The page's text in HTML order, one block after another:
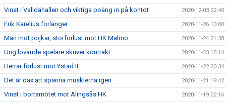
Vinst i Valldahallen och viktiga poäng in på kontot 2020-12-03 22:40
Erik Karelius förlänger 2020-11-26 10:00
Män mot pojkar, storförlust mot HK Malmö 2020-11-24 21:38
Ung lovande spelare skriver kontrakt 2020-11-23 15:14
Herrar förlust mot Ystad IF 2020-11-22 20:34
Det är dax att spänna musklerna igen 2020-11-21 19:42
Vinst i bortamötet mot Alingsås HK 2020-11-19 22:16